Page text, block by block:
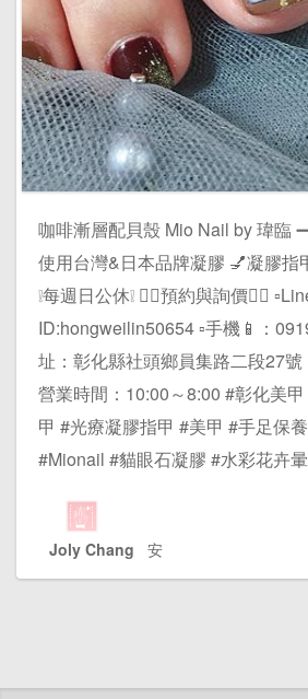
咖啡漸層配貝殼 Mio Nail by 瑋臨
使用台灣&日本品牌凝膠 💅凝膠指
❕每週日公休❕ 👇🏻預約與詢價👇🏻
ID:hongweilin50654 ▫️手機📱：
址：彰化縣社頭鄉員集路二段27號
營業時間：10:00～8:00 #彰化美
甲 #光療凝膠指甲 #美甲 #手足保
#Mionail #貓眼石凝膠 #水彩花卉
Joly Chang 安